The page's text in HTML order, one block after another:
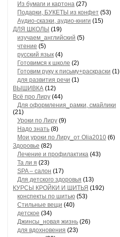
Из бумаги и картона (27)
Подарки, БУКЕТЫ из конфет (53)
Аудио-сказки, аудио-книги (15)
ДЛЯ ШКОЛЫ (19)
изучаем_английский (5)
чтение (5)
русский язык (4)
Готовимся к школе (2)
Готовим руку к письму+раскраски (1)
для развития речи (1)
ВЫШИВКА (12)
Всё про Лиру (44)
Для оформления_рамки, смайлики
(21)
Уроки по Лиру (9)
Надо знать (8)
Мои уроки по Лиру_от Olia2010 (6)
Здоровье (82)
Лечение и профилактика (43)
Та ли я (23)
SPA – салон (17)
Для детского здоровья (13)
КУРСЫ КРОЙКИ И ШИТЬЯ (192)
конспекты по шитью (53)
Стильные вещи (40)
детское (34)
Джинсы_новая жизнь (26)
для вдохновения (23)